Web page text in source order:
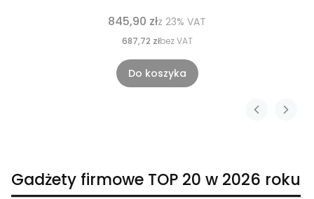
845,90 złz 23% VAT
687,72 złbez VAT
Do koszyka
Gadżety firmowe TOP 20 w 2026 roku